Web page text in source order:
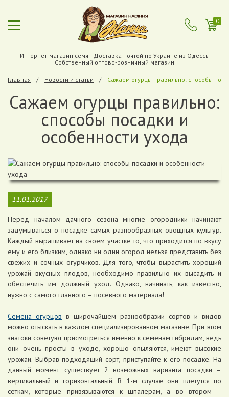
0
Интернет-магазин семян Доставка почтой по Украине из Одессы
Собственный оптово-розничный магазин
Главная Новости и статьи Сажаем огурцы правильно: способы
Сажаем огурцы правильно:
способы посадки и
особенности ухода
11.01.2017
Перед началом дачного сезона многие огородники начинают
задумываться о посадке самых разнообразных овощных культур.
Каждый выращивает на своем участке то, что приходится по вкусу
ему и его близким, однако ни один огород нельзя представить без
свежих и сочных огурчиков. Для того, чтобы вырастить хороший
урожай вкусных плодов, необходимо правильно их высадить и
обеспечить им должный уход. Однако, начинать, как известно,
нужно с самого главного – посевного материала!
Семена огурцов в широчайшем разнообразии сортов и видов
можно отыскать в каждом специализированном магазине. При этом
знатоки советуют присмотреться именно к семенам гибридам, ведь
они очень просты в уходе, хорошо опыляются, имеют высокие
урожаи. Выбрав подходящий сорт, приступайте к его посадке. На
данный момент существует 2 возможных варианта посадки –
вертикальный и горизонтальный. В 1-м случае они плетутся по
сеткам, которые привязываются к шпалерам, а во втором –